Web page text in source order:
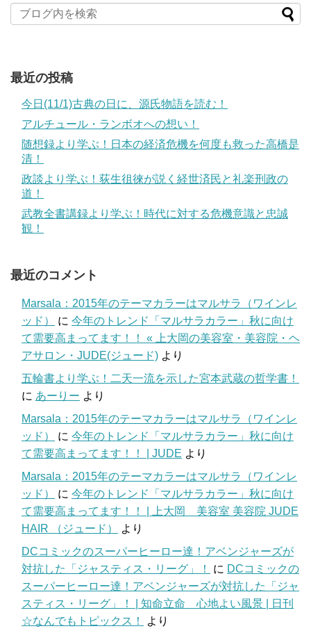
最近の投稿
今日(11/1)古典の日に、源氏物語を読む！
アルチュール・ランボオへの想い！
随想録より学ぶ！日本の経済危機を何度も救った高橋是
清！
政談より学ぶ！荻生徂徠が説く経世済民と礼楽刑政の
道！
武教全書講録より学ぶ！時代に対する危機意識と忠誠
観！
最近のコメント
Marsala：2015年のテーマカラーはマルサラ（ワインレ
ッド）
に 今年のトレンド「マルサラカラー」秋に向け
て需要高まってます！！ « 上大岡の美容室・美容院・ヘ
アサロン・JUDE(ジュード) より
五輪書より学ぶ！二天一流を示した宮本武蔵の哲学書！
に あーりー より
Marsala：2015年のテーマカラーはマルサラ（ワインレ
ッド）
に 今年のトレンド「マルサラカラー」秋に向け
て需要高まってます！！ | JUDE より
Marsala：2015年のテーマカラーはマルサラ（ワインレ
ッド）
に 今年のトレンド「マルサラカラー」秋に向け
て需要高まってます！！ | 上大岡 美容室 美容院 JUDE
HAIR （ジュード）
より
DCコミックのスーパーヒーロー達！アベンジャーズが
対抗した「ジャスティス・リーグ」！
に DCコミックの
スーパーヒーロー達！アベンジャーズが対抗した「ジャ
スティス・リーグ」！ | 知命立命 心地よい風景 | 日刊
☆なんでもトピックス！
より